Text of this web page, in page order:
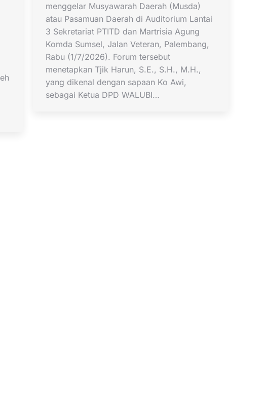
menggelar Musyawarah Daerah (Musda)
atau Pasamuan Daerah di Auditorium Lantai
3 Sekretariat PTITD dan Martrisia Agung
Komda Sumsel, Jalan Veteran, Palembang,
Rabu (1/7/2026). Forum tersebut
menetapkan Tjik Harun, S.E., S.H., M.H.,
yang dikenal dengan sapaan Ko Awi,
sebagai Ketua DPD WALUBI…